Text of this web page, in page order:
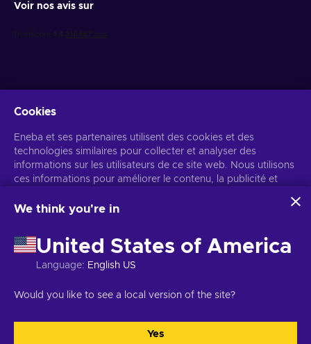
Voir nos avis sur
S’abonner
Vous pouvez vous désabonner à tout moment. Consultez l'avis de
Copyright © 2026 Eneba. Tous droits réservés. SARL Helis play,
Cookies
Eneba et ses partenaires utilisent des cookies et des
technologies similaires pour collecter et analyser des
informations sur les utilisateurs de ce site web. Nous utilisons
ces informations pour améliorer le contenu, la publicité et
également être utilisées pour personnaliser les annonces.
l'utilisation de ces technologies par Eneba et ses partenaires.
Vous pouvez ajuster votre consentement en cliquant sur
« Personnaliser ».
Google, consultezSécurité et confidentialité Google Business
We think you're in
United States of America
Language: English US
Would you like to see a local version of the site?
Yes